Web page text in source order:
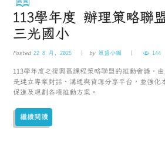
113學年度 辦理策略聯
三光國小
Posted 22 8 月, 2025 by 策盟小編 144
113學年度之復興區課程策略聯盟的推動會議，
是建立專業對話、溝通與資源分享平台，並強化
促進及規劃各項推動方案。
繼續閱讀